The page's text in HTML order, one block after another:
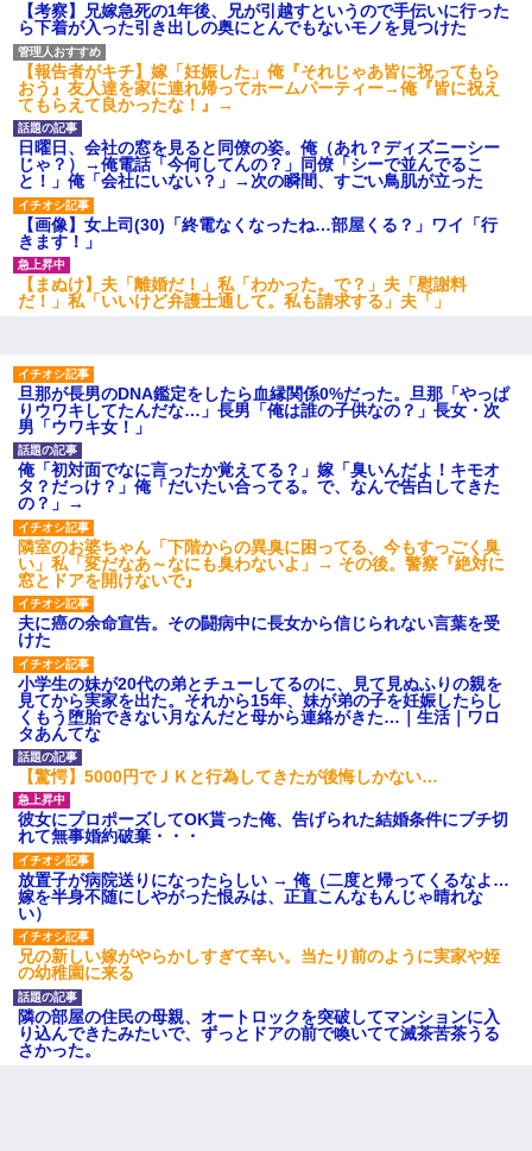
【考察】兄嫁急死の1年後、兄が引越すというので手伝いに行った
ら下着が入った引き出しの奥にとんでもないモノを見つけた
【報告者がキチ】嫁「妊娠した」俺『それじゃあ皆に祝ってもら
おう』友人達を家に連れ帰ってホームパーティー→俺『皆に祝え
てもらえて良かったな！』→
日曜日、会社の窓を見ると同僚の姿。俺（あれ？ディズニーシー
じゃ？）→俺電話「今何してんの？」同僚「シーで並んでるこ
と！」俺「会社にいない？」→次の瞬間、すごい鳥肌が立った
【画像】女上司(30)「終電なくなったね…部屋くる？」ワイ「行
きます！」
【まぬけ】夫「離婚だ！」私「わかった。で？」夫「慰謝料
だ！」私「いいけど弁護士通して。私も請求する」夫「」
旦那が長男のDNA鑑定をしたら血縁関係0%だった。旦那「やっぱ
りウワキしてたんだな…」長男「俺は誰の子供なの？」長女・次
男「ウワキ女！」
俺「初対面でなに言ったか覚えてる？」嫁「臭いんだよ！キモオ
タ？だっけ？」俺「だいたい合ってる。で、なんで告白してきた
の？」→
隣室のお婆ちゃん「下階からの異臭に困ってる、今もすっごく臭
い」私「変だなあ～なにも臭わないよ」→ その後。警察『絶対に
窓とドアを開けないで』
夫に癌の余命宣告。その闘病中に長女から信じられない言葉を受
けた
小学生の妹が20代の弟とチューしてるのに、見て見ぬふりの親を
見てから実家を出た。それから15年、妹が弟の子を妊娠したらし
くもう堕胎できない月なんだと母から連絡がきた…｜生活｜ワロ
タあんてな
【驚愕】5000円でＪＫと行為してきたが後悔しかない…
彼女にプロポーズしてOK貰った俺、告げられた結婚条件にブチ切
れて無事婚約破棄・・・
放置子が病院送りになったらしい → 俺（二度と帰ってくるなよ…
嫁を半身不随にしやがった恨みは、正直こんなもんじゃ晴れな
い）
兄の新しい嫁がやらかしすぎて辛い。当たり前のように実家や姪
の幼稚園に来る
隣の部屋の住民の母親、オートロックを突破してマンションに入
り込んできたみたいで、ずっとドアの前で喚いてて滅茶苦茶うる
さかった。